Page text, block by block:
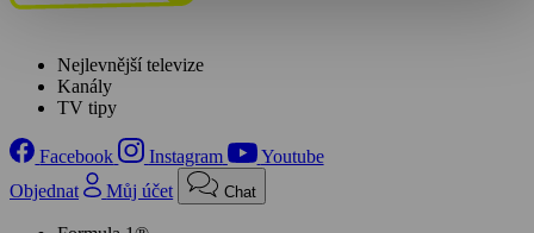
Nejlevnější televize
Kanály
TV tipy
Facebook Instagram
Youtube
Objednat
Můj účet Chat